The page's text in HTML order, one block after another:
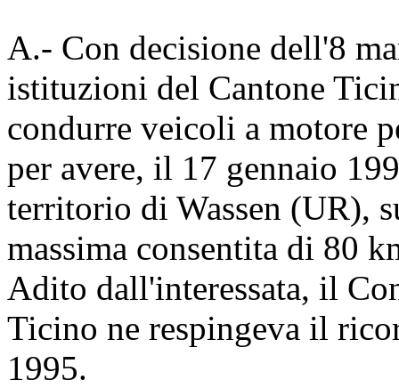
A.- Con decisione dell'8
istituzioni del Cantone
condurre veicoli a motore
per avere, il 17 gennaio
territorio di Wassen (UR),
massima consentita di 80
Adito dall'interessata, il
Ticino ne respingeva il
1995.